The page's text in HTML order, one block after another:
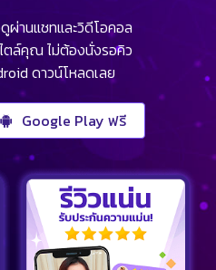
านแชทและวิดีโอคอล
ตล์คุณ ไม่ต้องนั่งรอคิว
ดาวน์โหลดเลย
Google Play ฟรี